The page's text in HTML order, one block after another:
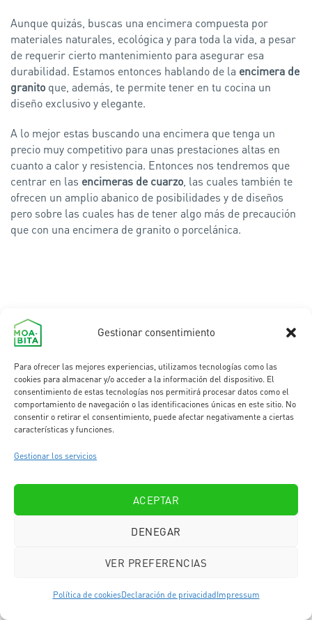
Gestionar consentimiento
Para ofrecer las mejores experiencias, utilizamos tecnologías como las
cookies para almacenar y/o acceder a la información del dispositivo. El
consentimiento de estas tecnologías nos permitirá procesar datos como el
comportamiento de navegación o las identificaciones únicas en este sitio. No
consentir o retirar el consentimiento, puede afectar negativamente a ciertas
características y funciones.
Gestionar los servicios
ACEPTAR
DENEGAR
VER PREFERENCIAS
Política de cookiesDeclaración de privacidadImpressum
Aunque quizás, buscas una encimera compuesta por
materiales naturales, ecológica y para toda la vida, a pesar
de requerir cierto mantenimiento para asegurar esa
durabilidad. Estamos entonces hablando de la encimera de
granito que, además, te permite tener en tu cocina un
diseño exclusivo y elegante.
A lo mejor estas buscando una encimera que tenga un
precio muy competitivo para unas prestaciones altas en
cuanto a calor y resistencia. Entonces nos tendremos que
centrar en las encimeras de cuarzo, las cuales también te
ofrecen un amplio abanico de posibilidades y de diseños
pero sobre las cuales has de tener algo más de precaución
que con una encimera de granito o porcelánica.
Si por lo contrario, estas pensando en realizar una reforma
en tu cocina con un diseño espectacular y acogedor sin
contar con materiales que duren para toda la vida porque
quizás sabes que te gusta reformar tu cocina cada 5-10
será noble y cálida y no querrás moverte de ahí. Eso sí, sin
olvidar el mantenimiento que este material necesita para
que te dure en buenas condiciones el tiempo que quieras
conservarla antes de la nueva reforma de tu cocina.
En definitiva, esta guía os ayudará a sentiros identificados
de gran utilidad para entender las diferencias entre cada